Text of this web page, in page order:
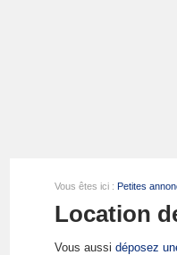
Vous êtes ici : Petites
Location
Vous aussi déposez